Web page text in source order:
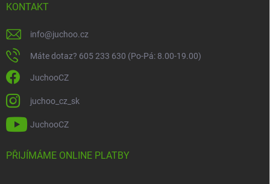
KONTAKT
info@juchoo.cz
Máte dotaz? 605 233 630 (Po-Pá: 8.00-19.00)
JuchooCZ
juchoo_cz_sk
JuchooCZ
PŘIJÍMÁME ONLINE PLATBY